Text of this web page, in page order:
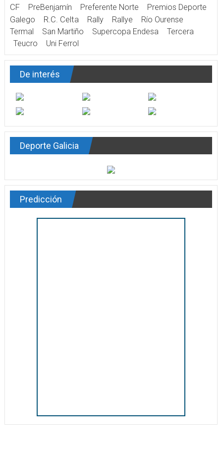
CF
PreBenjamín Preferente Norte
Premios Deporte
Galego
R.C. Celta Rally Rallye
Río Ourense
Termal
San Martiño Supercopa Endesa
Tercera
Teucro
Uni Ferrol
De interés
Deporte Galicia
Predicción